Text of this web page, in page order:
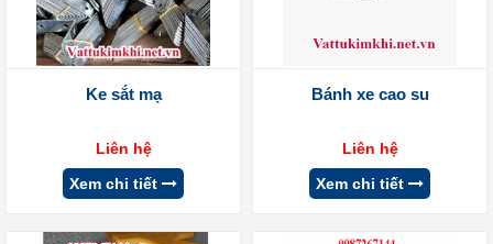
Ke sắt mạ
Liên hệ
Xem chi tiết
Bánh xe cao su
Liên hệ
Xem chi tiết